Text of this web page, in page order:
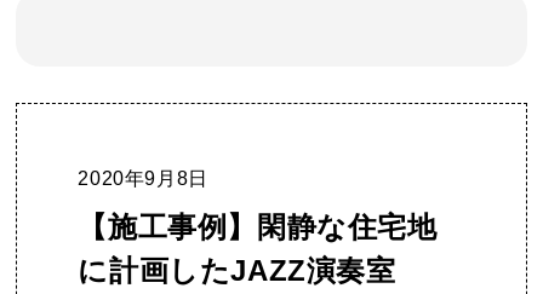
2020年9月8日
【施工事例】閑静な住宅地
に計画したJAZZ演奏室